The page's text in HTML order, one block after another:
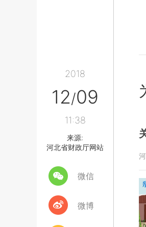
2018
12/09
11:38
来源:
河北省财政厅网站
微信
微博